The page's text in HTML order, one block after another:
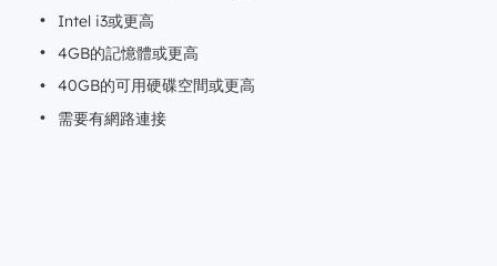
Intel i3或更高
4GB的記憶體或更高
40GB的可用硬碟空間或更高
需要有網路連接